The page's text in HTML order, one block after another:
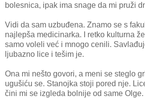
bolesnica, ipak ima snage da mi pruži
Vidi da sam uzbuđena. Znamo se s
najlepša medicinarka. I retko kulturna
samo voleli već i mnogo cenili.
ljubazno lice i tešim je.
Ona mi nešto govori, a meni se steglo
ugušiću se. Stanojka stoji pored nje.
čini mi se izgleda bolnije od same